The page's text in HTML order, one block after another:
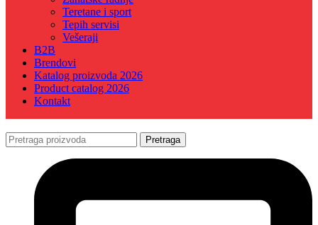
Teretane i sport
Tepih servisi
Vešeraji
B2B
Brendovi
Katalog proizvoda 2026
Product catalog 2026
Kontakt
Pretraga